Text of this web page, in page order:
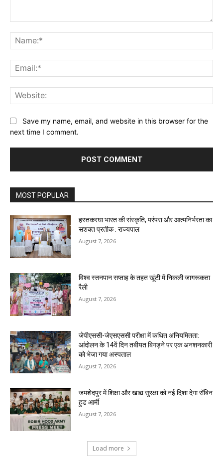
Save my name, email, and website in this browser for the
next time I comment.
MOST POPULAR
हस्तकरघा भारत की संस्कृति, परंपरा और आत्मनिर्भरता का
सशक्त प्रतीक : राज्यपाल
August 7, 2026
विश्व स्तनपान सप्ताह के तहत खूंटी में निकली जागरूकता
रैली
August 7, 2026
जेपीएससी-जेएसएससी परीक्षा में कथित अनियमितता:
आंदोलन के 14वें दिन तबीयत बिगड़ने पर एक अनशनकारी
को भेजा गया अस्पताल
August 7, 2026
जमशेदपुर में शिक्षा और खाद्य सुरक्षा को नई दिशा देगा रॉबिन
हुड आर्मी
August 7, 2026
Load more